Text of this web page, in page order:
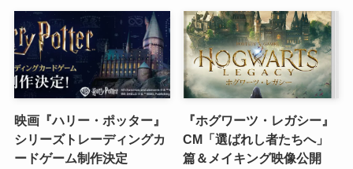
映画『ハリー・ポッター』
シリーズトレーディングカ
ードゲーム制作決定
『ホグワーツ・レガシー』
CM「選ばれし者たちへ」
篇＆メイキング映像公開